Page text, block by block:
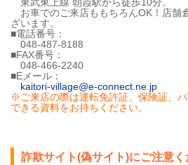
お車でのご来店ももちろんOK！店舗
ざいます。
■電話番号：
048-487-8188
■FAX番号：
048-466-2240
■Eメール：
kaitori-village@e-connect.ne.jp
※ご来店の際は運転免許証、保険証、
できる資料をお持ちください。
詐欺サイト(偽サイト)にご注意く